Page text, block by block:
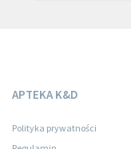
APTEKA K&D
Polityka prywatności